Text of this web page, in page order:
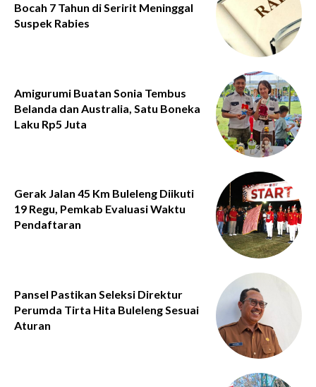
Bocah 7 Tahun di Seririt Meninggal
Suspek Rabies
Amigurumi Buatan Sonia Tembus
Belanda dan Australia, Satu Boneka
Laku Rp5 Juta
Gerak Jalan 45 Km Buleleng Diikuti
19 Regu, Pemkab Evaluasi Waktu
Pendaftaran
Pansel Pastikan Seleksi Direktur
Perumda Tirta Hita Buleleng Sesuai
Aturan